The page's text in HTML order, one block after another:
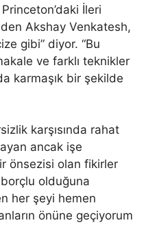
İleri
Akshay Venkatesh,
gibi” diyor. “Bu
ve farklı teknikler
karmaşık bir şekilde
karşısında rahat
ancak işe
önsezisi olan fikirler
olduğuna
her şeyi hemen
önüne geçiyorum